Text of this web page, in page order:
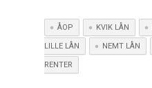
ÅOP KVIK LÅN
LILLE LÅN NEMT LÅN
RENTER